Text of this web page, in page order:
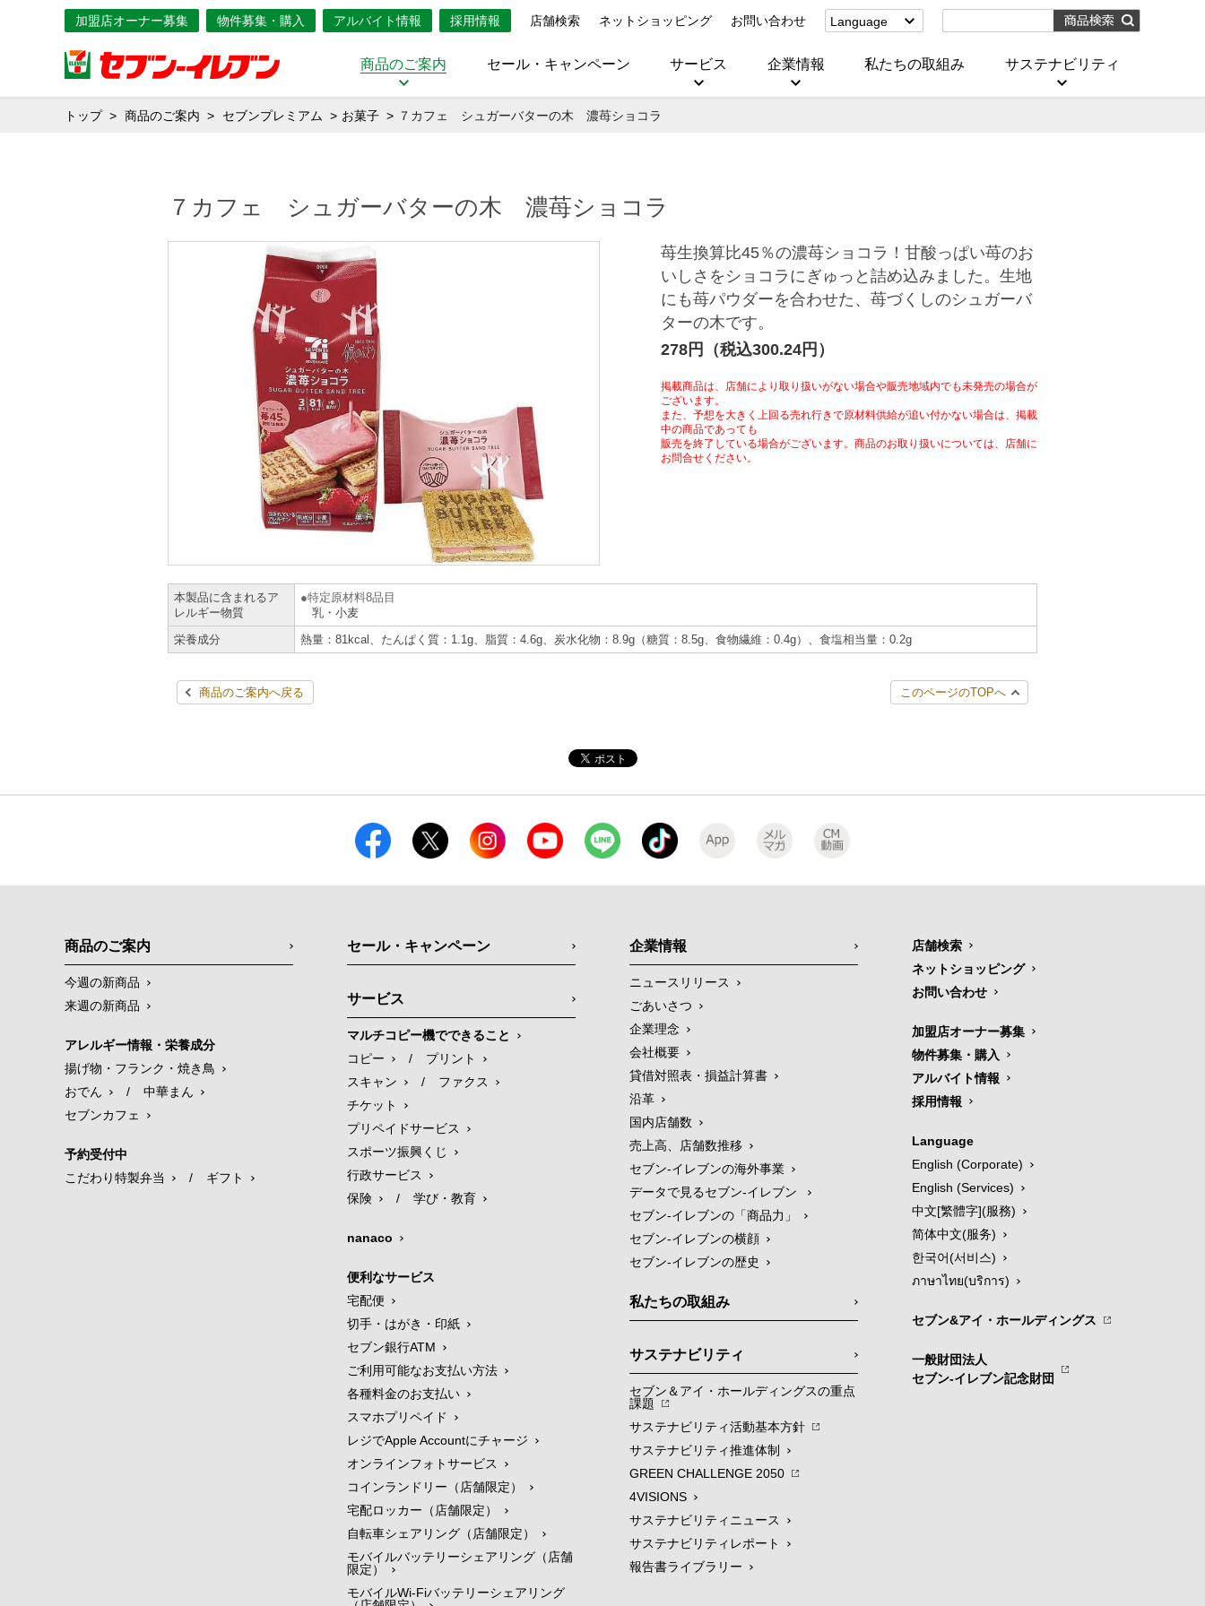
加盟店オーナー募集 物件募集・購入 アルバイト情報 採用情報 店舗検索 ネットショッピング お問い合わせ
Language
(Corporate)
商品のご案内 セール・キャンペーン サービス 企業情報 私たちの取組み サステナビリティ
トップ 商品のご案内 セブンプレミアム お菓子 ７カフェ シュガーバターの木 濃苺ショコラ
７カフェ シュガーバターの木 濃苺ショコラ
苺生換算比45％の濃苺ショコラ！甘酸っぱい苺のお
いしさをショコラにぎゅっと詰め込みました。生地
にも苺パウダーを合わせた、苺づくしのシュガーバ
ターの木です。
278円（税込300.24円）
掲載商品は、店舗により取り扱いがない場合や販売地域内でも未発売の場合が
ございます。
また、予想を大きく上回る売れ行きで原材料供給が追い付かない場合は、掲載
中の商品であっても
販売を終了している場合がございます。商品のお取り扱いについては、店舗に
お問合せください。
本製品に含まれるア
レルギー物質
特定原材料8品目
乳・小麦
栄養成分
熱量：81kcal、たんぱく質：1.1g、脂質：4.6g、炭水化物：8.9g（糖質：8.5g、食物繊維：0.4g）、食塩相当量：0.2g
商品のご案内へ戻る このページのTOPへ
商品のご案内
今週の新商品
来週の新商品
アレルギー情報・栄養成分
揚げ物・フランク・焼き鳥
おでん
/
中華まん
セブンカフェ
予約受付中
こだわり特製弁当
/ ギフト
セール・キャンペーン
サービス
マルチコピー機でできること
コピー
/
プリント
スキャン
/
ファクス
チケット
プリペイドサービス
スポーツ振興くじ
行政サービス
保険
/ 学び・教育
nanaco
便利なサービス
宅配便
切手・はがき・印紙
セブン銀行ATM
ご利用可能なお支払い方法
各種料金のお支払い
スマホプリペイド
レジでApple Accountにチャージ
オンラインフォトサービス
コインランドリー（店舗限定）
宅配ロッカー（店舗限定）
自転車シェアリング（店舗限定）
モバイルバッテリーシェアリング（店舗
限定）
モバイルWi-Fiバッテリーシェアリング
企業情報
ニュースリリース
ごあいさつ
企業理念
会社概要
貸借対照表・損益計算書
沿革
国内店舗数
売上高、店舗数推移
セブン‐イレブンの海外事業
データで見るセブン‐イレブン
セブン‐イレブンの「商品力」
セブン-イレブンの横顔
セブン-イレブンの歴史
私たちの取組み
サステナビリティ
セブン＆アイ・ホールディングスの重点
課題
サステナビリティ活動基本方針
サステナビリティ推進体制
GREEN CHALLENGE 2050
4VISIONS
サステナビリティニュース
サステナビリティレポート
報告書ライブラリー
店舗検索
ネットショッピング
お問い合わせ
加盟店オーナー募集
物件募集・購入
アルバイト情報
採用情報
Language
English (Corporate)
English (Services)
中文[繁體字](服務)
简体中文(服务)
한국어(서비스)
ภาษาไทย(บริการ)
セブン&アイ・ホールディングス
一般財団法人
セブン-イレブン記念財団